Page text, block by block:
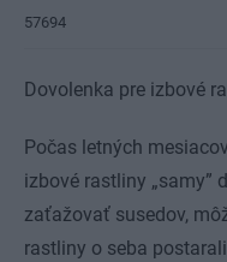
57694
Dovolenka pre izbové
Počas letných
izbové rastliny „samy”
zaťažovať susedov,
rastliny o seba